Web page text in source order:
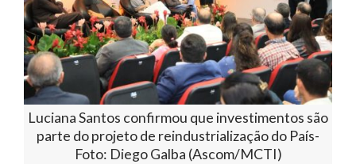
Luciana Santos confirmou que investimentos são
parte do projeto de reindustrialização do País-
Foto: Diego Galba (Ascom/MCTI)